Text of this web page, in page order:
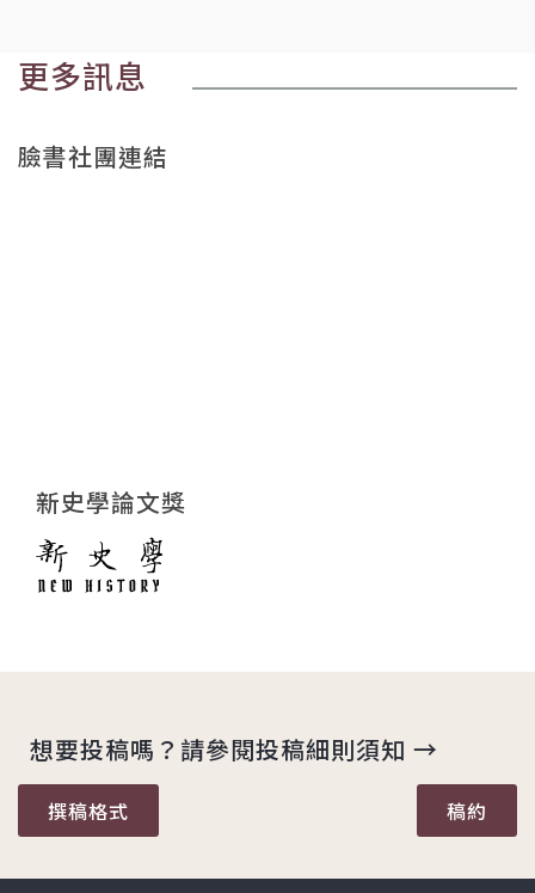
更多訊息
臉書社團連結
新史學論文獎
想要投稿嗎？請參閱投稿細則須知 →
撰稿格式 稿約